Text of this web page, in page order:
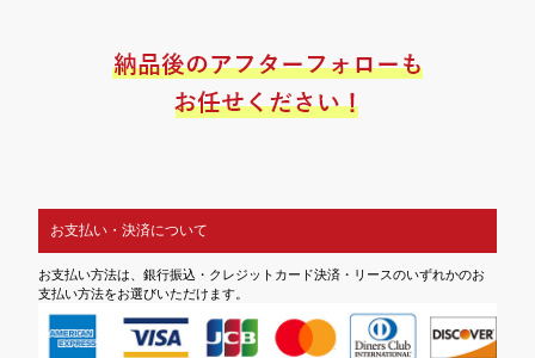
お支払い・決済について
お支払い方法は、銀行振込・クレジットカード決済・リースのいずれかのお
支払い方法をお選びいただけます。